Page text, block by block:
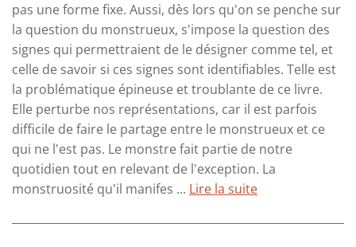
pas une forme fixe. Aussi, dès lors qu'on se penche sur
la question du monstrueux, s'impose la question des
signes qui permettraient de le désigner comme tel, et
celle de savoir si ces signes sont identifiables. Telle est
la problématique épineuse et troublante de ce livre.
Elle perturbe nos représentations, car il est parfois
difficile de faire le partage entre le monstrueux et ce
qui ne l'est pas. Le monstre fait partie de notre
quotidien tout en relevant de l'exception. La
monstruosité qu'il manifes ... Lire la suite